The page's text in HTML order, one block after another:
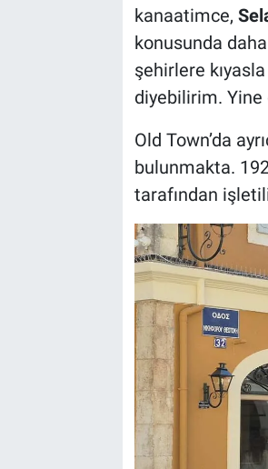
kanaatimce,
konusunda
şehirlere
diyebilirim.
Old Town’da
bulunmakta.
tarafından